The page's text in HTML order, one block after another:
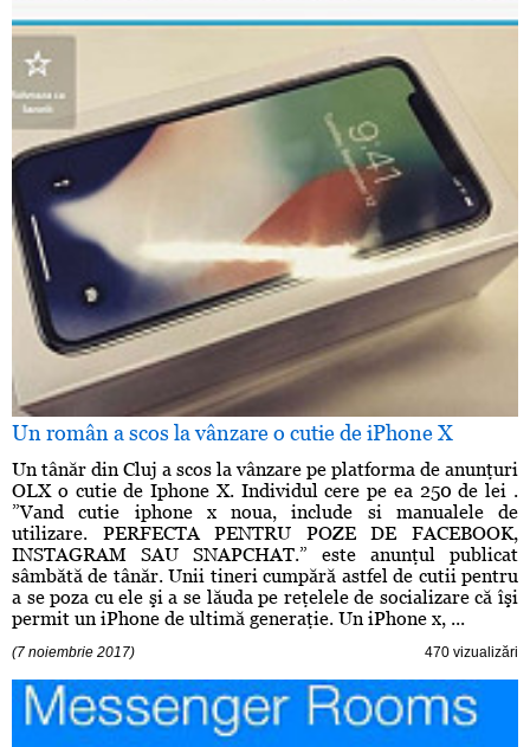
Un român a scos la vânzare o cutie de iPhone X
Un tânăr din Cluj a scos la vânzare pe platforma de anunţuri
OLX o cutie de Iphone X. Individul cere pe ea 250 de lei .
”Vand cutie iphone x noua, include si manualele de
utilizare. PERFECTA PENTRU POZE DE FACEBOOK,
INSTAGRAM SAU SNAPCHAT.” este anunţul publicat
sâmbătă de tânăr. Unii tineri cumpără astfel de cutii pentru
a se poza cu ele şi a se lăuda pe reţelele de socializare că îşi
permit un iPhone de ultimă generaţie. Un iPhone x, ...
(7 noiembrie 2017) 470 vizualizări